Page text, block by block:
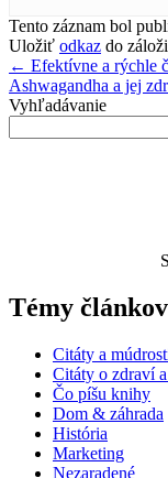
Tento záznam bol
Uložiť odkaz do
Navigácia
v
← Efektívne a rýchle
Ashwagandha a jej
Vyhľadávanie
Témy článkov
Citáty a
Citáty o zdraví
Čo píšu knihy
Dom & záhrada
História
Marketing
Nezaradené